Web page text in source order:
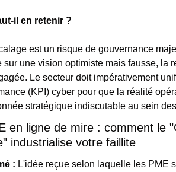
il en retenir ?
est un risque de gouvernance
sur une vision optimiste mais fausse, la
Le secteur doit impérativement
(KPI) cyber pour que la réalité
stratégique indiscutable au sein
en ligne de mire : comment le
industrialise votre faillite
: L'idée reçue selon laquelle les PME